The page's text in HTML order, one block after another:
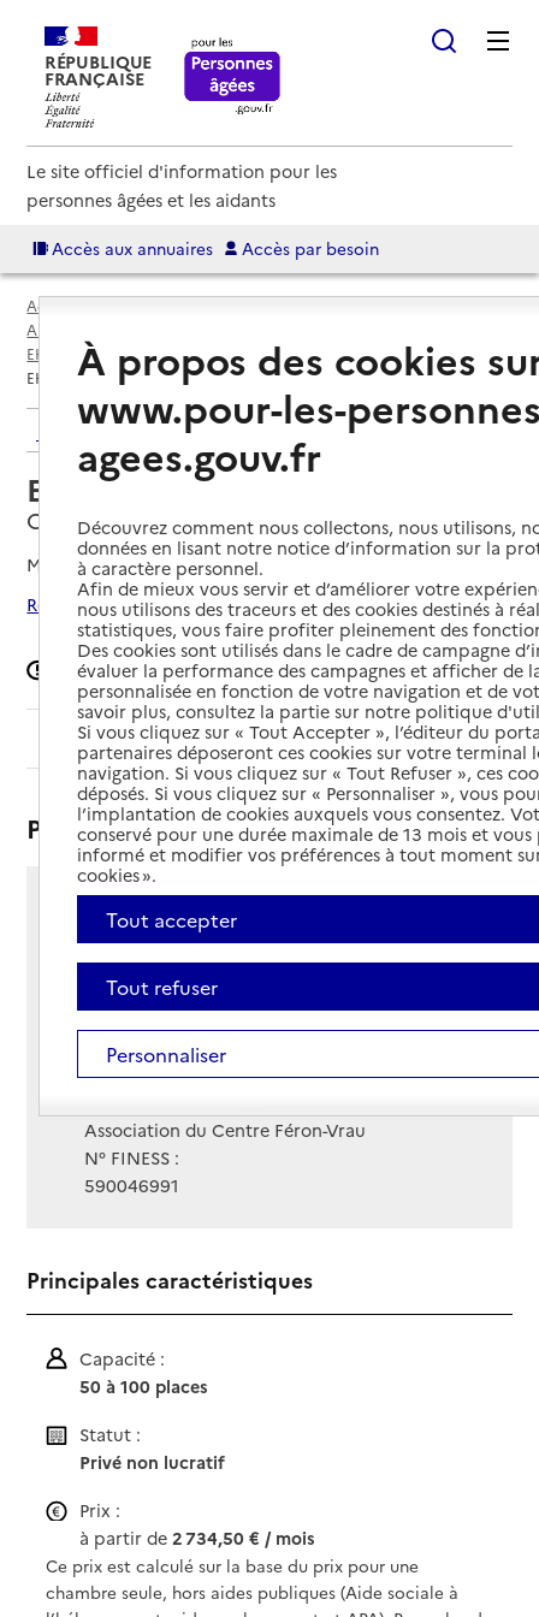
RÉPUBLIQUE
FRANÇAISE
Le site officiel d'information pour les
personnes âgées et les aidants
Accès aux annuaires Accès par besoin
Accueil
Annuaire EHPAD et maisons de retraite
EHPAD par département
Nord (59)
Capinghem
EHPAD Saint-François de Sales
Retour aux résultats de l'annuaire
EHPAD Saint-François de Sales
Capinghem, NORD
Mis à jour le27/05/2026
Rechercher les établissements autour de Capinghem
Signaler une erreur
Sommaire
Présentation
2 place Gandhi
59160 - Capinghem
Voir itinéraire
Téléphone :
Contact
Contact
Site Internet
Site internet
Association du Centre Féron-Vrau
N° FINESS :
590046991
Principales caractéristiques
Capacité :
50 à 100 places
Statut :
Privé non lucratif
Prix :
à partir de2 734,50 € / mois
Ce prix est calculé sur la base du prix pour une
chambre seule, hors aides publiques (Aide sociale à
À propos des cookies
www.pour-les-
agees.gouv.fr
Découvrez comment nous collectons, nous utilisons,
données en lisant notre notice d’information sur la
à caractère personnel.
Afin de mieux vous servir et d’améliorer votre
nous utilisons des traceurs et des cookies destinés à
statistiques, vous faire profiter pleinement des
Des cookies sont utilisés dans le cadre de campagne
évaluer la performance des campagnes et afficher de
personnalisée en fonction de votre navigation et de
savoir plus, consultez la partie sur notre politique
Si vous cliquez sur « Tout Accepter », l’éditeur du
partenaires déposeront ces cookies sur votre terminal
navigation. Si vous cliquez sur « Tout Refuser », ces
déposés. Si vous cliquez sur « Personnaliser », vous
l’implantation de cookies auxquels vous consentez.
conservé pour une durée maximale de 13 mois et
informé et modifier vos préférences à tout moment
cookies ».
Tout accepter
Tout refuser
Personnaliser